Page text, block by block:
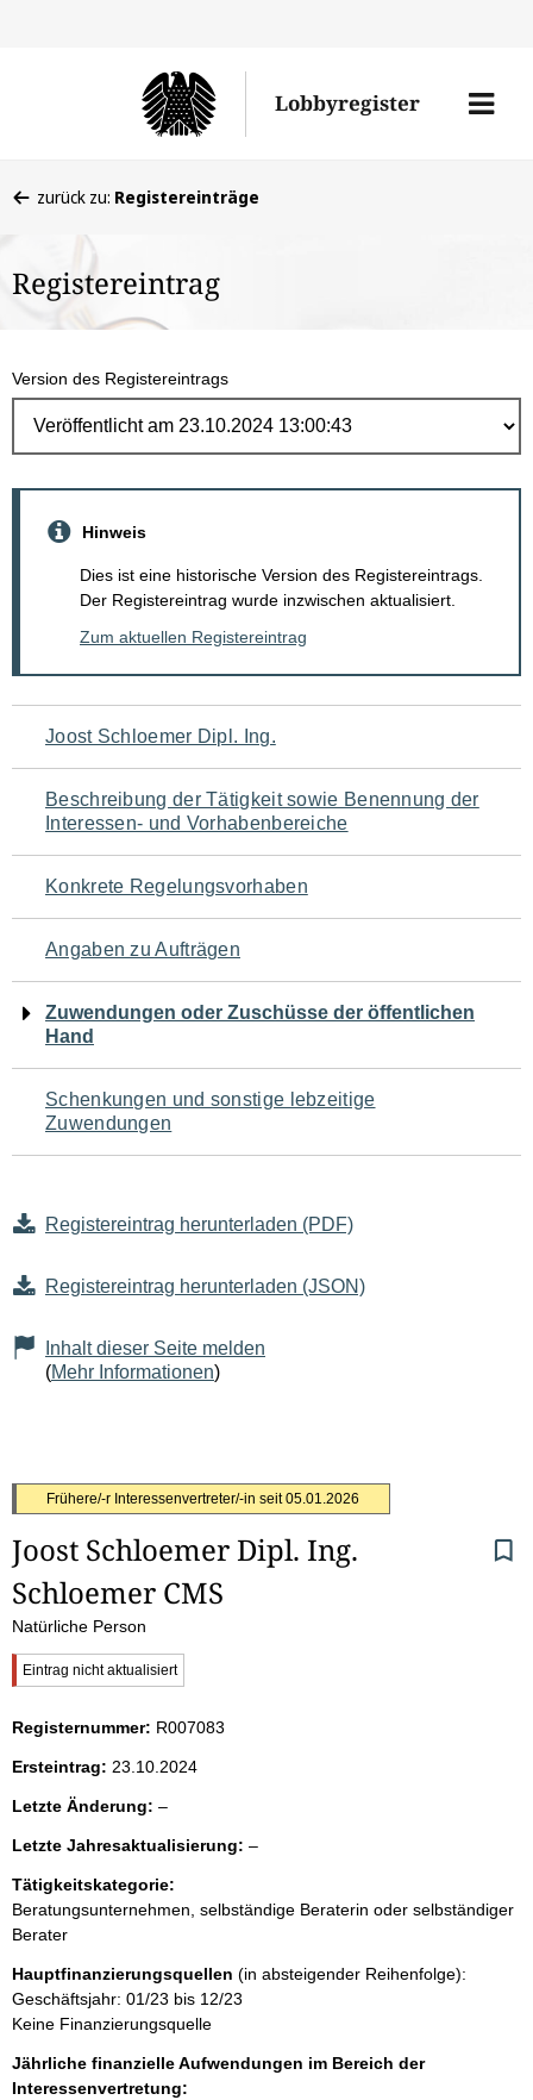
Lobbyregister
Menü
befinden
hier:
zurück zu: Registereinträge
Registereintrag
Version des Registereintrags
Hinweis
Dies ist eine historische Version des Registereintrags.
Der Registereintrag wurde inzwischen aktualisiert.
Zum aktuellen Registereintrag
Navigation
für
den
Seiteninhalt
Joost Schloemer Dipl. Ing.
Beschreibung der Tätigkeit sowie Benennung der
Interessen- und Vorhabenbereiche
Konkrete Regelungsvorhaben
Angaben zu Aufträgen
Zuwendungen oder Zuschüsse der öffentlichen
Hand
Schenkungen und sonstige lebzeitige
Zuwendungen
Registereintrag herunterladen (PDF)
Registereintrag herunterladen (JSON)
Inhalt dieser Seite melden
(Mehr Informationen)
S
e
i
t
n
i
n
h
a
l
t
Frühere/-r Interessenvertreter/-in seit 05.01.2026
Joost Schloemer Dipl. Ing.
Schloemer CMS
Natürliche Person
W
i
h
i
r
i
n
i
s
Eintrag nicht aktualisiert
Registernummer: R007083
Ersteintrag: 23.10.2024
Letzte Änderung: –l
e
r
Letzte Jahresaktualisierung: –l
r
Tätigkeitskategorie:
Beratungsunternehmen, selbständige Beraterin oder selbständiger
Berater
Hauptfinanzierungsquellen (in absteigender Reihenfolge):
Geschäftsjahr: 01/23 bis 12/23
Keine Finanzierungsquelle
Jährliche finanzielle Aufwendungen im Bereich der
Interessenvertretung: